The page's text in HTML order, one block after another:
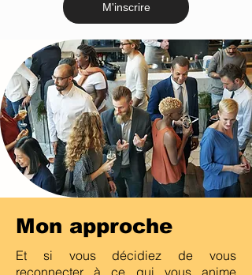
M'inscrire
Mon approche
Et si vous décidiez de vous
reconnecter à ce qui vous anime